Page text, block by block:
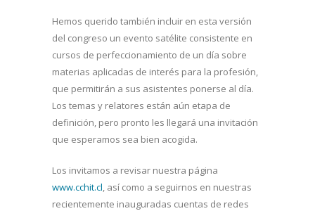
Hemos querido también incluir en esta versión
del congreso un evento satélite consistente en
cursos de perfeccionamiento de un día sobre
materias aplicadas de interés para la profesión,
que permitirán a sus asistentes ponerse al día.
Los temas y relatores están aún etapa de
definición, pero pronto les llegará una invitación
que esperamos sea bien acogida.
Los invitamos a revisar nuestra página
www.cchit.cl, así como a seguirnos en nuestras
recientemente inauguradas cuentas de redes